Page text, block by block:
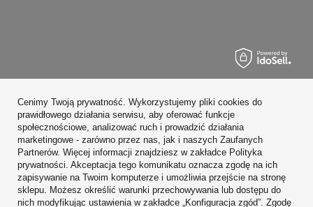
Konto
Regulaminy
Zobacz również
W sklepie prezentujemy ceny brutto (z VAT).
Cenimy Twoją prywatność. Wykorzystujemy pliki cookies do
prawidłowego działania serwisu, aby oferować funkcje
społecznościowe, analizować ruch i prowadzić działania
marketingowe - zarówno przez nas, jak i naszych Zaufanych
Partnerów. Więcej informacji znajdziesz w zakładce Polityka
prywatności. Akceptacja tego komunikatu oznacza zgodę na ich
zapisywanie na Twoim komputerze i umożliwia przejście na stronę
sklepu. Możesz określić warunki przechowywania lub dostępu do
nich modyfikując ustawienia w zakładce „Konfiguracja zgód”. Zgodę